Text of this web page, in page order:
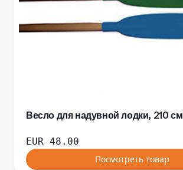
Весло для надувной лодки, 210 см
EUR 48.00
Посмотреть товар